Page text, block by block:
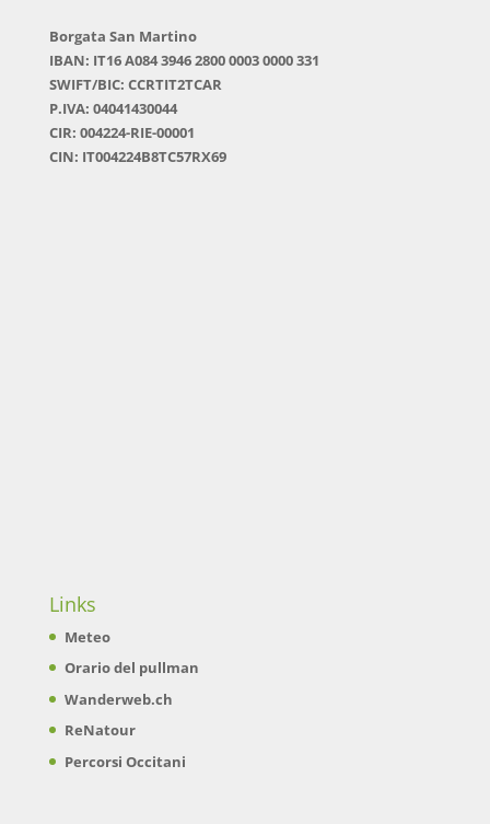
Borgata San Martino
IBAN: IT16 A084 3946 2800 0003 0000 331
SWIFT/BIC: CCRTIT2TCAR
P.IVA: 04041430044
CIR: 004224-RIE-00001
CIN: IT004224B8TC57RX69
Links
Meteo
Orario del pullman
Wanderweb.ch
ReNatour
Percorsi Occitani